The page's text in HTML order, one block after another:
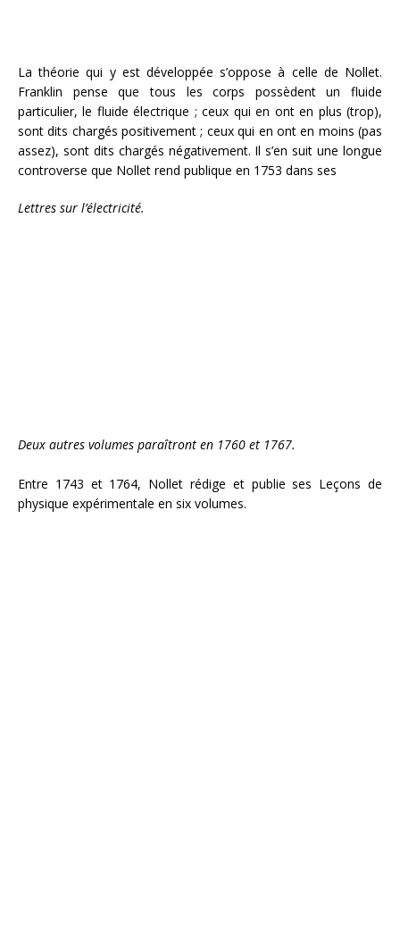
La théorie qui y est développée s’oppose à celle de Nollet.
Franklin pense que tous les corps possèdent un fluide
particulier, le fluide électrique ; ceux qui en ont en plus (trop),
sont dits chargés positivement ; ceux qui en ont en moins (pas
assez), sont dits chargés négativement. Il s’en suit une longue
controverse que Nollet rend publique en 1753 dans ses
Lettres sur l’électricité.
Deux autres volumes paraîtront en 1760 et 1767.
Entre 1743 et 1764, Nollet rédige et publie ses Leçons de
physique expérimentale en six volumes.